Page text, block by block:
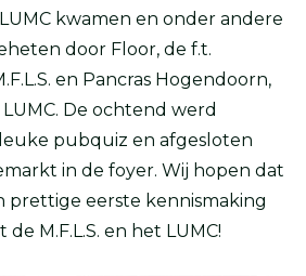
kwamen en onder andere
door Floor, de f.t.
en Pancras Hogendoorn,
De ochtend werd
pubquiz en afgesloten
in de foyer. Wij hopen dat
prettige eerste kennismaking
M.F.L.S. en het LUMC!